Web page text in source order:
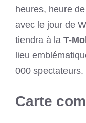
heures, heure
avec le jour de
tiendra à la T-
lieu
000 spectateurs.
Carte